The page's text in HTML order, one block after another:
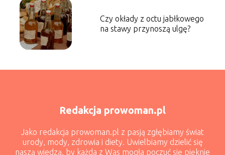
Czy okłady z octu jabłkowego
na stawy przynoszą ulgę?
Redakcja prowoman.pl
Jako redakcja prowoman.pl z pasją zgłębiamy świat
urody, mody, zdrowia i diety. Uwielbiamy dzielić się
naszą wiedzą, by każda z Was mogła poczuć się pięknie